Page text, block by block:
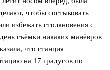
чтобы состыковать
избежать столкновения с
съёмки никаких манёвров
что станция
на 17 градусов по